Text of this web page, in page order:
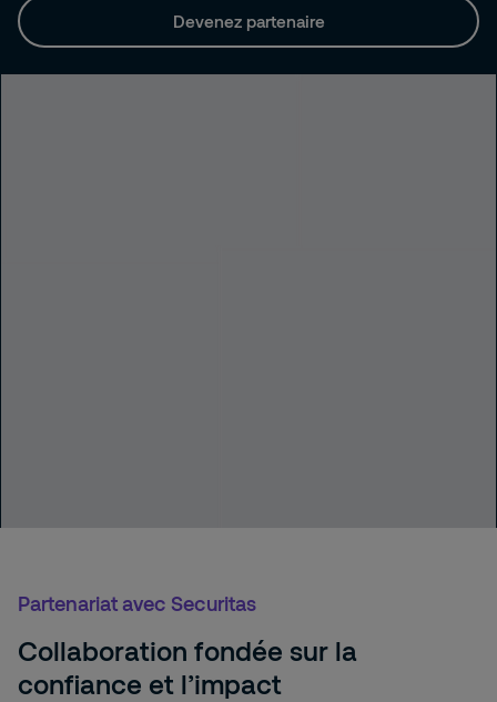
Devenez partenaire
Partenariat avec Securitas
Collaboration fondée sur la
confiance et l’impact